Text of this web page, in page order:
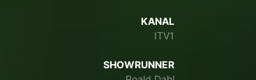
KANAL
ITV1
SHOWRUNNER